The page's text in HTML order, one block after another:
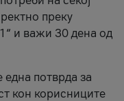
преку
и важи 30 дена од
една потврда за
кон корисниците